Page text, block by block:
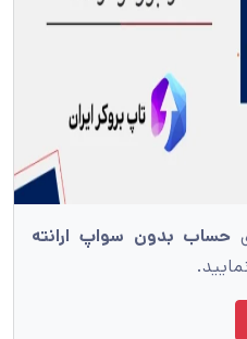
حساب بدون سواپ ارانته